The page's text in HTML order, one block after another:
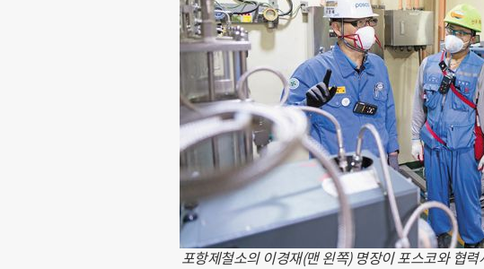
포항제철소의 이경재(맨 왼쪽) 명장이 포스코와 협